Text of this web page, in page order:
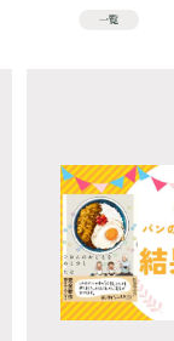
一覧